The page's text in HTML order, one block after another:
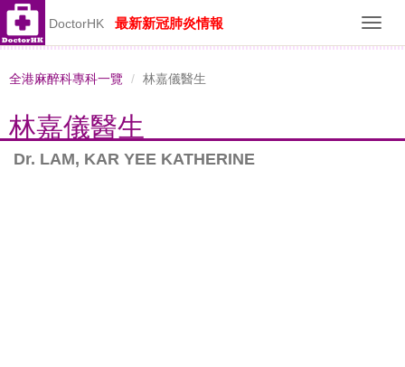
DoctorHK 最新新冠肺炎情報
全港麻醉科專科一覽 林嘉儀醫生
林嘉儀醫生
Dr. LAM, KAR YEE KATHERINE